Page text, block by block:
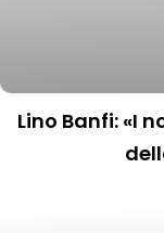
Lino Banfi: «I